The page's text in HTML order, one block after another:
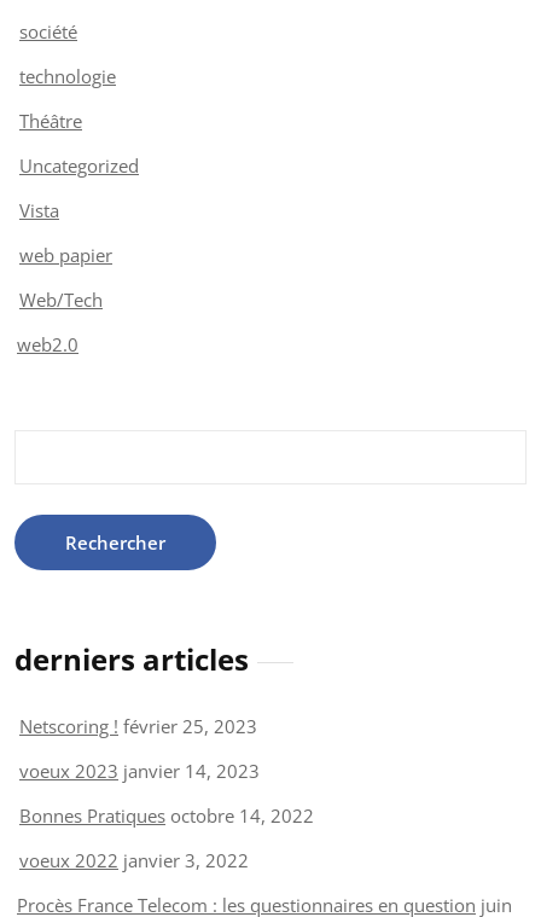
société
technologie
Théâtre
Uncategorized
Vista
web papier
Web/Tech
web2.0
derniers articles
Netscoring ! février 25, 2023
voeux 2023 janvier 14, 2023
Bonnes Pratiques octobre 14, 2022
voeux 2022 janvier 3, 2022
Procès France Telecom : les questionnaires en question juin